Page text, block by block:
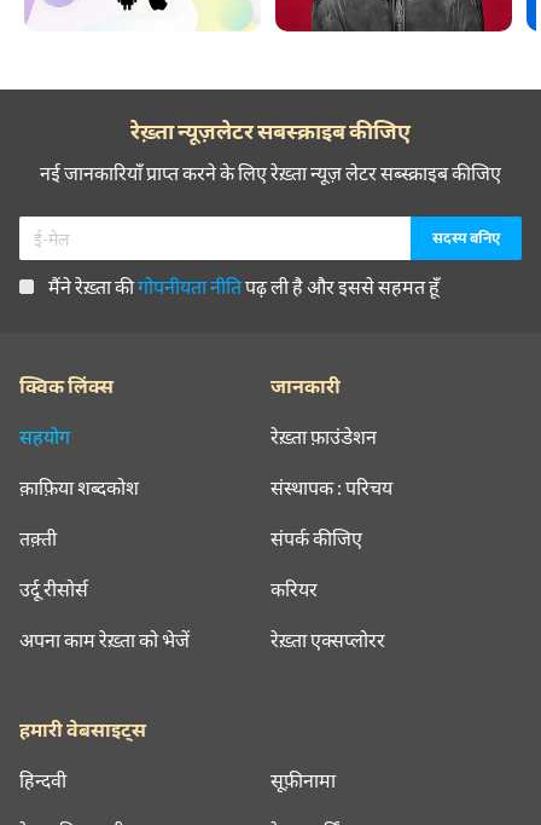
रेख़्ता न्यूज़लेटर सबस्क्राइब कीजिए
नई जानकारियाँ प्राप्त करने के लिए रेख़्ता न्यूज़ लेटर सब्स्क्राइब कीजिए
मैंने रेख़्ता कीगोपनीयता नीतिपढ़ ली है और इससे सहमत हूँ
क्विक लिंक्स
सहयोग
क़ाफ़िया शब्दकोश
तक़्ती
उर्दू रीसोर्स
अपना काम रेख़्ता को भेजें
जानकारी
रेख़्ता फ़ाउंडेशन
संस्थापक : परिचय
संपर्क कीजिए
करियर
रेख़्ता एक्सप्लोरर
हमारी वेबसाइट्स
हिन्दवी सूफ़ीनामा